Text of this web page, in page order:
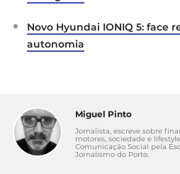
Novo Hyundai IONIQ 5: face
autonomia
Miguel Pinto
Jornalista, escreve sobre
motores, sociedade e
Comunicação Social pela
Jornalismo do Porto.